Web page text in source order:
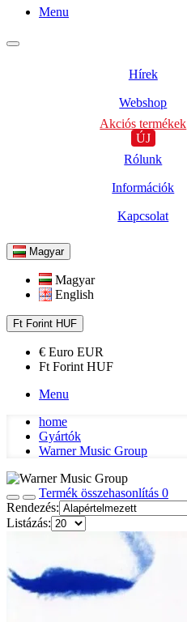
Menu
Hírek
Webshop
Akciós termékek
ÚJ
Rólunk
Információk
Kapcsolat
Magyar
Magyar
English
Ft Forint HUF
€ Euro EUR
Ft Forint HUF
Menu
home
Gyártók
Warner Music Group
Termék összehasonlítás 0
Rendezés:
Listázás: